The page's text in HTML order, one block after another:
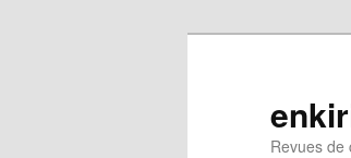
Revues